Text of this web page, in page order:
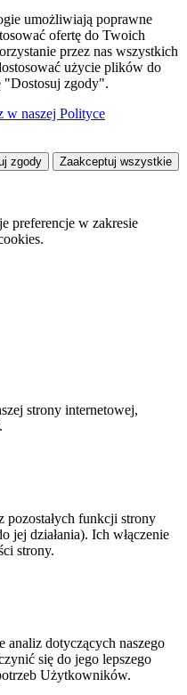
umożliwiają poprawne
ofertę do Twoich
przez nas wszystkich
użycie plików do
"Dostosuj zgody".
w naszej Polityce
zgody Zaakceptuj wszystkie
preferencje w zakresie
strony internetowej,
funkcji strony
jej działania). Ich włączenie
strony.
analiz dotyczących naszego
się do jego lepszego
Użytkowników.